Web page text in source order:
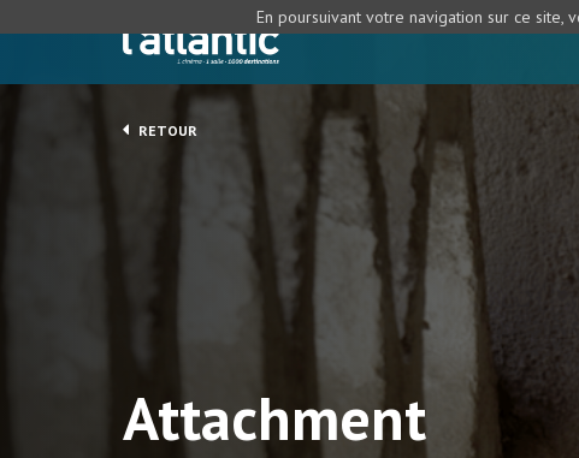
RETOUR
Attachment
En poursuivant votre navigation sur ce site,